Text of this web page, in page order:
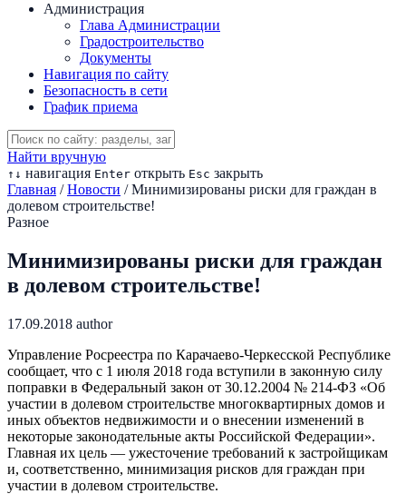
Администрация
Глава Администрации
Градостроительство
Документы
Навигация по сайту
Безопасность в сети
График приема
Найти вручную
↑ ↓ навигация Enter открыть Esc закрыть
Главная / Новости / Минимизированы риски для граждан в
долевом строительстве!
Разное
Минимизированы риски для граждан
в долевом строительстве!
17.09.2018 author
Управление Росреестра по Карачаево-Черкесской Республике
сообщает, что с 1 июля 2018 года вступили в законную силу
поправки в Федеральный закон от 30.12.2004 № 214-ФЗ «Об
участии в долевом строительстве многоквартирных домов и
иных объектов недвижимости и о внесении изменений в
некоторые законодательные акты Российской Федерации».
Главная их цель — ужесточение требований к застройщикам
и, соответственно, минимизация рисков для граждан при
участии в долевом строительстве.